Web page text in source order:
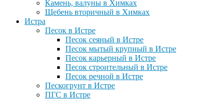
Камень, валуны в Химках
Щебень вторичный в Химках
Истра
Песок в Истре
Песок сеяный в Истре
Песок мытый крупный в Истре
Песок карьерный в Истре
Песок строительный в Истре
Песок речной в Истре
Пескогрунт в Истре
ПГС в Истре